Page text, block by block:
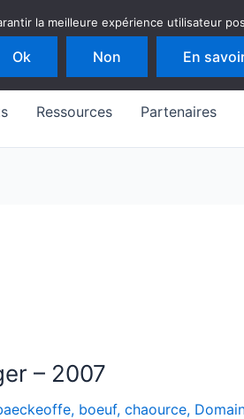
Ressources Partenaires
– 2007
, boeuf, chaource,
la meilleure expérience utilisateur
Ok Non En